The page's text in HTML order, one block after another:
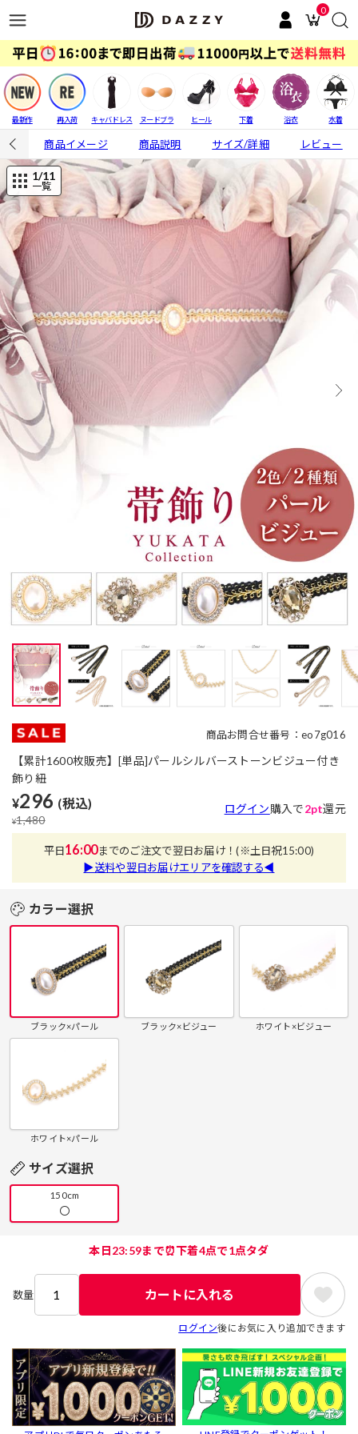
0
最新作 再入荷 キャバドレス ヌードブラ ヒール 下着 浴衣 水着
商品イメージ 商品説明 サイズ/詳細 レビュー
1/11
一覧
商品お問合せ番号：eo7g016
【累計1600枚販売】[単品]パールシルバーストーンビジュー付き
飾り紐
¥296 (税込)
¥1,480
ログイン購入で2pt還元
平日16:00までのご注文で翌日お届け！(※土日祝15:00)
▶送料や翌日お届けエリアを確認する◀
カラー選択
ブラック×パール ブラック×ビジュー ホワイト×ビジュー
ホワイト×パール
サイズ選択
150cm
〇
本日23:59まで⏰下着4点で1点タダ
数量 カートに入れる
ログイン後にお気に入り追加できます